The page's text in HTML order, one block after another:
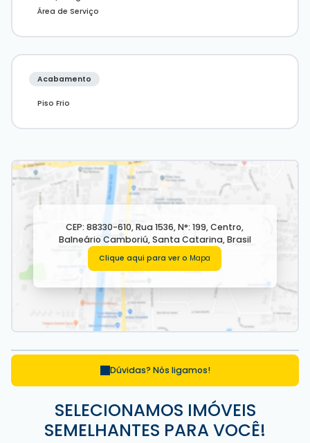
Área de Serviço
Acabamento
Piso Frio
CEP: 88330-610,Rua 1536,N°: 199,Centro,
Balneário Camboriú,Santa Catarina,Brasil
Clique aqui para ver o Mapa
Dúvidas? Nós ligamos!
SELECIONAMOS IMÓVEIS
SEMELHANTES PARA VOCÊ!